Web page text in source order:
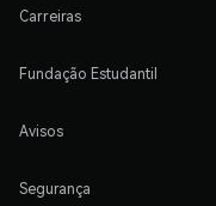
Carreiras
Fundação Estudantil
Avisos
Segurança